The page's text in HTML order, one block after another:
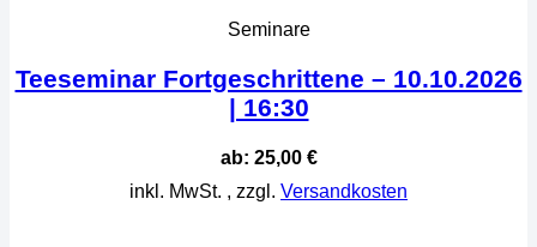
Seminare
Teeseminar Fortgeschrittene – 10.10.2026
| 16:30
ab: 25,00 €
inkl. MwSt. , zzgl. Versandkosten